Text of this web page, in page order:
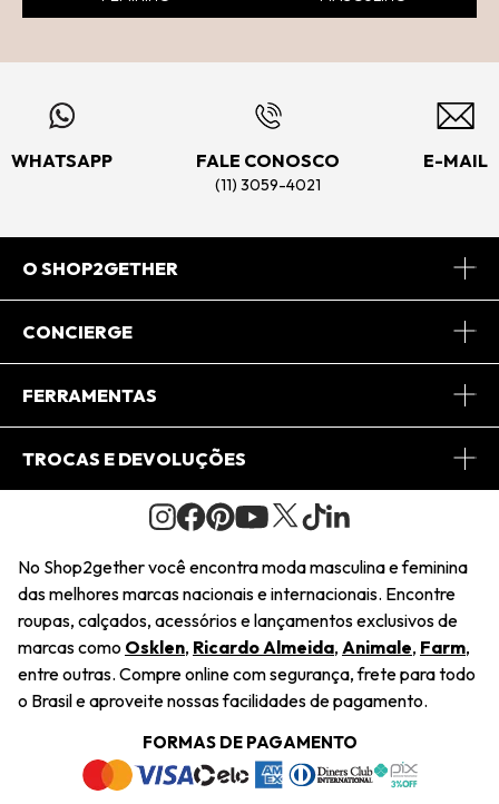
WHATSAPP FALE CONOSCO
(11) 3059-4021
E-MAIL
O SHOP2GETHER
Sobre Nós
Journal
Saiu na Mídia
Sustentabilidade
Navegando
Termos e Condições
CONCIERGE
Central de Relacionamento
Regulamento e Promoções
FERRAMENTAS
Minha Conta
Pedido de Presente
Wishlist
TROCAS E DEVOLUÇÕES
Condições Gerais
Troca Fácil
Restituição de Pagamento
Dúvidas Frequentes
Termos e Condições
Política de Privacidade
No Shop2gether você encontra moda masculina e feminina
das melhores marcas nacionais e internacionais. Encontre
roupas, calçados, acessórios e lançamentos exclusivos de
marcas como Osklen, Ricardo Almeida, Animale, Farm,
entre outras. Compre online com segurança, frete para todo
o Brasil e aproveite nossas facilidades de pagamento.
FORMAS DE PAGAMENTO